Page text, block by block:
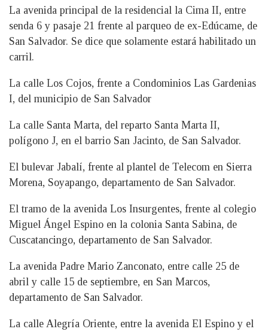
La avenida principal de la residencial la Cima II, entre
senda 6 y pasaje 21 frente al parqueo de ex-Edúcame, de
San Salvador. Se dice que solamente estará habilitado un
carril.
La calle Los Cojos, frente a Condominios Las Gardenias
I, del municipio de San Salvador
La calle Santa Marta, del reparto Santa Marta II,
polígono J, en el barrio San Jacinto, de San Salvador.
El bulevar Jabalí, frente al plantel de Telecom en Sierra
Morena, Soyapango, departamento de San Salvador.
El tramo de la avenida Los Insurgentes, frente al colegio
Miguel Ángel Espino en la colonia Santa Sabina, de
Cuscatancingo, departamento de San Salvador.
La avenida Padre Mario Zanconato, entre calle 25 de
abril y calle 15 de septiembre, en San Marcos,
departamento de San Salvador.
La calle Alegría Oriente, entre la avenida El Espino y el